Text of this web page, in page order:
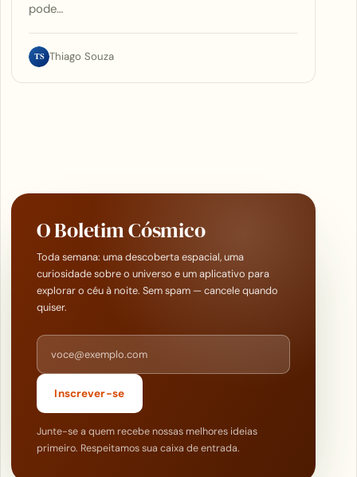
pode…
TS Thiago Souza
O Boletim Cósmico
Toda semana: uma descoberta espacial, uma
curiosidade sobre o universo e um aplicativo para
explorar o céu à noite. Sem spam — cancele quando
quiser.
Endereço de e-mail
Inscrever-se
Junte-se a quem recebe nossas melhores ideias
primeiro. Respeitamos sua caixa de entrada.